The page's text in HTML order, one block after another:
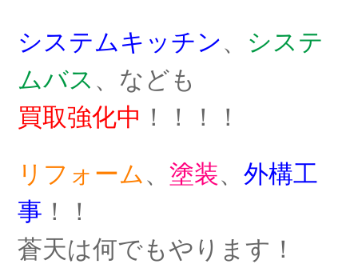
システムキッチン、 システ
ムバス 、なども
買取強化中 ！！！！
リフォーム 、塗装、外構工
事 ！！
蒼天は何でもやります！